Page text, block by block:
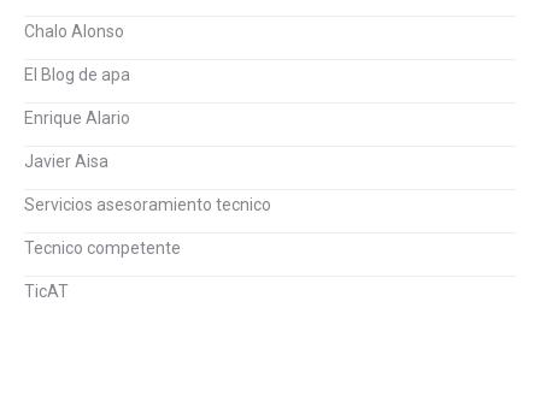
Chalo Alonso
El Blog de apa
Enrique Alario
Javier Aisa
Servicios asesoramiento tecnico
Tecnico competente
TicAT